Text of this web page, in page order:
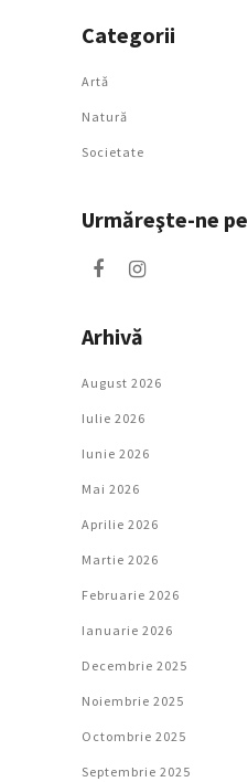
Categorii
Artǎ
Natură
Societate
Urmăreşte-ne pe
Arhivă
August 2026
Iulie 2026
Iunie 2026
Mai 2026
Aprilie 2026
Martie 2026
Februarie 2026
Ianuarie 2026
Decembrie 2025
Noiembrie 2025
Octombrie 2025
Septembrie 2025